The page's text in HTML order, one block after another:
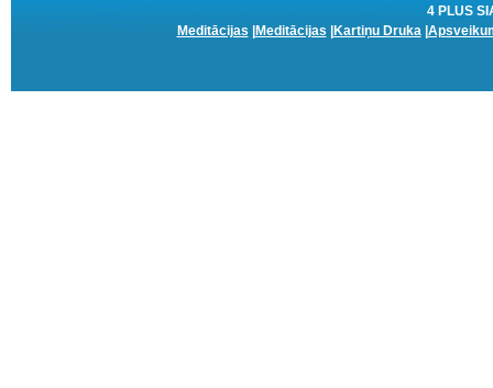
4 PLUS
Meditācijas
Meditācijas Kartiņu Druka|